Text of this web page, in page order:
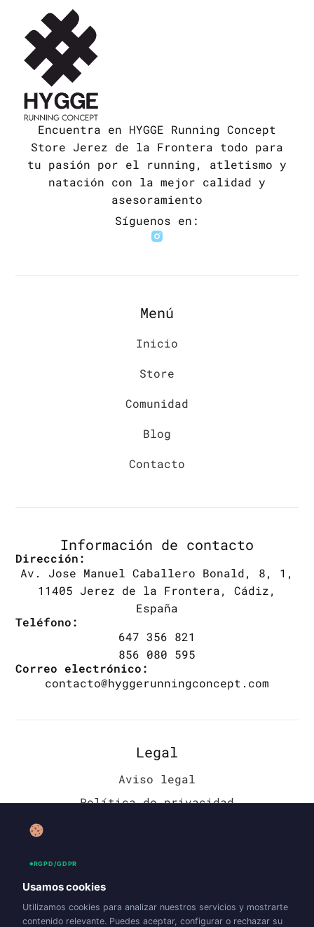
Encuentra en HYGGE Running Concept
Store Jerez de la Frontera todo para
tu pasión por el running, atletismo y
natación con la mejor calidad y
asesoramiento
Síguenos en:
Menú
Inicio
Store
Comunidad
Blog
Contacto
Información de contacto
Dirección:
Av. Jose Manuel Caballero Bonald, 8, 1,
11405 Jerez de la Frontera, Cádiz,
España
Teléfono:
647 356 821
856 080 595
Correo electrónico:
contacto@hyggerunningconcept.com
Legal
Aviso legal
Política de privacidad
Política de envíos y devoluciones
RGPD/GDPR
Usamos cookies
Utilizamos cookies para analizar nuestros servicios y mostrarte
contenido relevante. Puedes aceptar, configurar o rechazar su